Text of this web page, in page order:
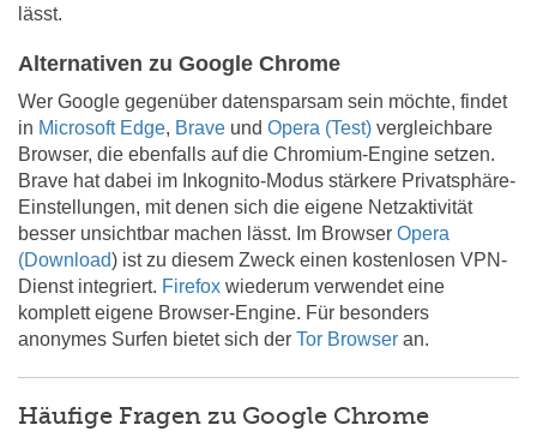
lässt.
Alternativen zu Google Chrome
Wer Google gegenüber datensparsam sein möchte, findet
in Microsoft Edge, Brave und Opera (Test) vergleichbare
Browser, die ebenfalls auf die Chromium-Engine setzen.
Brave hat dabei im Inkognito-Modus stärkere Privatsphäre-
Einstellungen, mit denen sich die eigene Netzaktivität
besser unsichtbar machen lässt. Im Browser Opera
(Download) ist zu diesem Zweck einen kostenlosen VPN-
Dienst integriert. Firefox wiederum verwendet eine
komplett eigene Browser-Engine. Für besonders
anonymes Surfen bietet sich der Tor Browser an.
Häufige Fragen zu Google Chrome